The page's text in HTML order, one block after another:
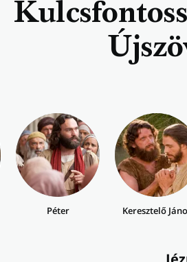
Péter Keresztelő